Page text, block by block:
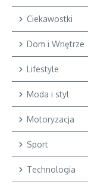
Ciekawostki
Dom i Wnętrze
Lifestyle
Moda i styl
Motoryzacja
Sport
Technologia